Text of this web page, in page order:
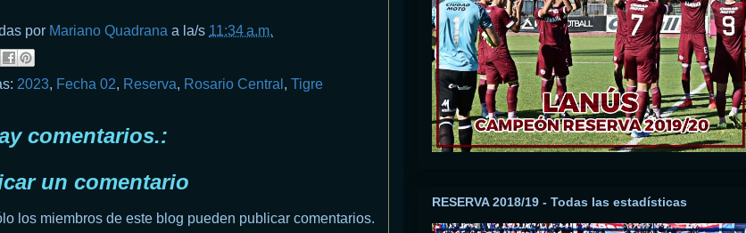
por Mariano Quadrana a la/s 11:34 a.m.
2023, Fecha 02, Reserva, Rosario Central , Tigre
comentarios.:
un comentario
los miembros de este blog pueden publicar comentarios.
RESERVA 2018/19 - Todas las estadísticas